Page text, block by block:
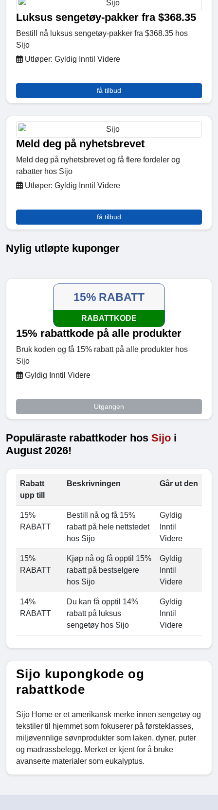
Luksus sengetøy-pakker fra $368.35
Bestill nå luksus sengetøy-pakker fra $368.35 hos
Sijo
Utløper: Gyldig Inntil Videre
få tilbud
Meld deg på nyhetsbrevet
Meld deg på nyhetsbrevet og få flere fordeler og
rabatter hos Sijo
Utløper: Gyldig Inntil Videre
få tilbud
Nylig utløpte kuponger
15% RABATT
RABATTKODE
15% rabattkode på alle produkter
Bruk koden og få 15% rabatt på alle produkter hos
Sijo
Gyldig Inntil Videre
Utgangen
Populäraste rabattkoder hos Sijo i
August 2026!
Rabatt
upp till
Beskrivningen Går ut den
15%
RABATT
Bestill nå og få 15%
rabatt på hele nettstedet
hos Sijo
Gyldig
Inntil
Videre
15%
RABATT
Kjøp nå og få opptil 15%
rabatt på bestselgere
hos Sijo
Gyldig
Inntil
Videre
14%
RABATT
Du kan få opptil 14%
rabatt på luksus
sengetøy hos Sijo
Gyldig
Inntil
Videre
Sijo kupongkode og
rabattkode
Sijo Home er et amerikansk merke innen sengetøy og
tekstiler til hjemmet som fokuserer på førsteklasses,
miljøvennlige søvnprodukter som laken, dyner, puter
og madrassbelegg. Merket er kjent for å bruke
avanserte materialer som eukalyptus.